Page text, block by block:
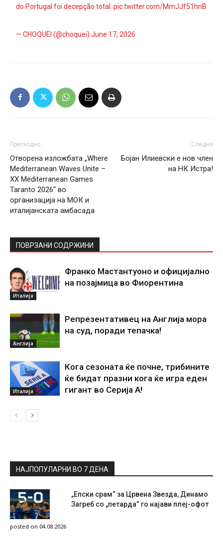
do Portugal foi decepção total.pic.twitter.com/MmJJf51hnB
— CHOQUEI (@choquei)June 17, 2026
Претходно
Отворена изложбата „Where
Mediterranean Waves Unite –
XX Mediterranean Games
Taranto 2026“ во
организација на МОК и
италијанската амбасада
Следно
Бојан Илиевски е нов член
на НК Истра!
ПОВРЗАНИ СОДРЖИНИ
Италија
Франко Мастантуоно и официјално
на позајмица во Фиорентина
Англија
Репрезентативец на Англија мора
на суд, поради тепачка!
Италија
Кога сезоната ќе почне, трибините
ќе бидат празни кога ќе игра еден
гигант во Серија А!
НАЈПОПУЛАРНИ ВО 7 ДЕНА
„Епски срам“ за Црвена Звезда, Динамо
Загреб со „петарда“ го најави плеј-офот
posted on 04.08.2026